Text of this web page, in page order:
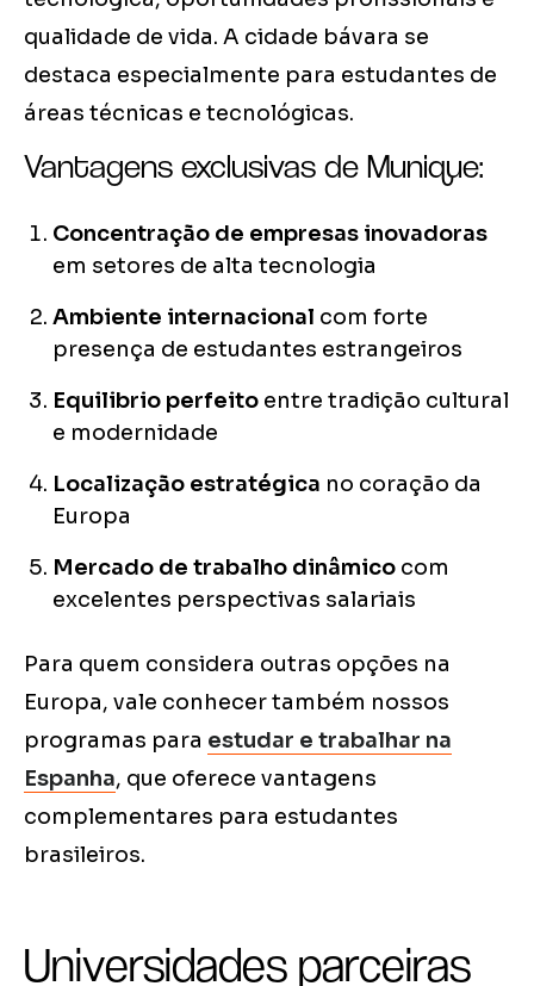
qualidade de vida. A cidade bávara se
destaca especialmente para estudantes de
áreas técnicas e tecnológicas.
Vantagens exclusivas de Munique:
Concentração de empresas inovadoras
em setores de alta tecnologia
Ambiente internacional com forte
presença de estudantes estrangeiros
Equilibrio perfeito entre tradição cultural
e modernidade
Localização estratégica no coração da
Europa
Mercado de trabalho dinâmico com
excelentes perspectivas salariais
Para quem considera outras opções na
Europa, vale conhecer também nossos
programas para estudar e trabalhar na
Espanha, que oferece vantagens
complementares para estudantes
brasileiros.
Universidades parceiras